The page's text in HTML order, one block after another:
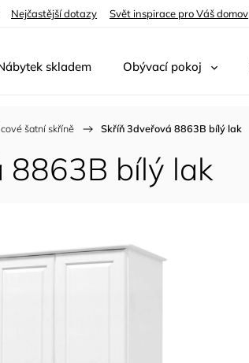
Nejčastější dotazy Svět inspirace pro Váš domov
skladem Obývací pokoj
šatní skříně / Skříň 3dveřová 8863B bílý lak
8863B bílý lak